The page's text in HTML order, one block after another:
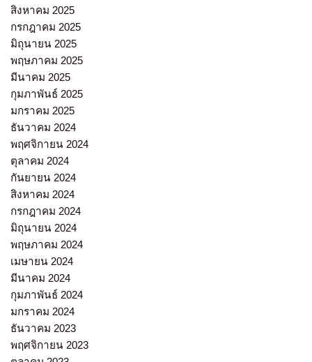
สิงหาคม 2025
กรกฎาคม 2025
มิถุนายน 2025
พฤษภาคม 2025
มีนาคม 2025
กุมภาพันธ์ 2025
มกราคม 2025
ธันวาคม 2024
พฤศจิกายน 2024
ตุลาคม 2024
กันยายน 2024
สิงหาคม 2024
กรกฎาคม 2024
มิถุนายน 2024
พฤษภาคม 2024
เมษายน 2024
มีนาคม 2024
กุมภาพันธ์ 2024
มกราคม 2024
ธันวาคม 2023
พฤศจิกายน 2023